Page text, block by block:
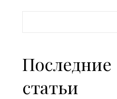
Последние
статьи